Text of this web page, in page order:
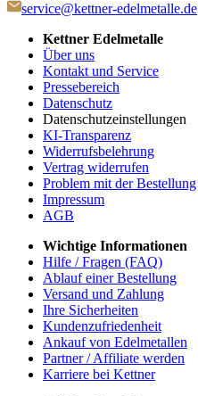
service@kettner-edelmetalle.de
Kettner Edelmetalle
Über uns
Kontakt und Service
Pressebereich
Datenschutz
Datenschutzeinstellungen
KI-Transparenz
Widerrufsbelehrung
Vertrag widerrufen
Problem mit der Bestellung
Impressum
AGB
Wichtige Informationen
Hilfe / Fragen (FAQ)
Ablauf einer Bestellung
Versand und Zahlung
Ihre Sicherheiten
Kundenzufriedenheit
Ankauf von Edelmetallen
Partner / Affiliate werden
Karriere bei Kettner